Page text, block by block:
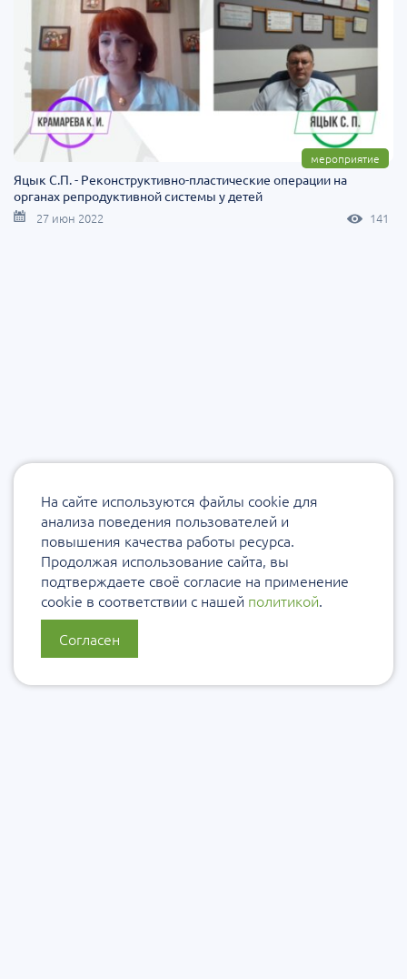
мероприятие
Яцык С.П. - Реконструктивно-пластические операции на
органах репродуктивной системы у детей
27 июн 2022 141
На сайте используются файлы cookie для
анализа поведения пользователей и
повышения качества работы ресурса.
Продолжая использование сайта, вы
подтверждаете своё согласие на применение
cookie в соответствии с нашей политикой.
Согласен